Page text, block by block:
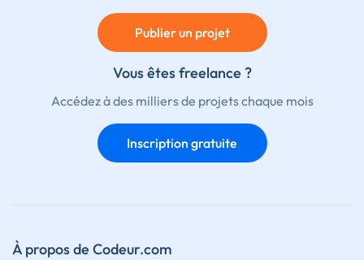
Publier un projet
Vous êtes freelance ?
Accédez à des milliers de projets chaque mois
Inscription gratuite
À propos de Codeur.com